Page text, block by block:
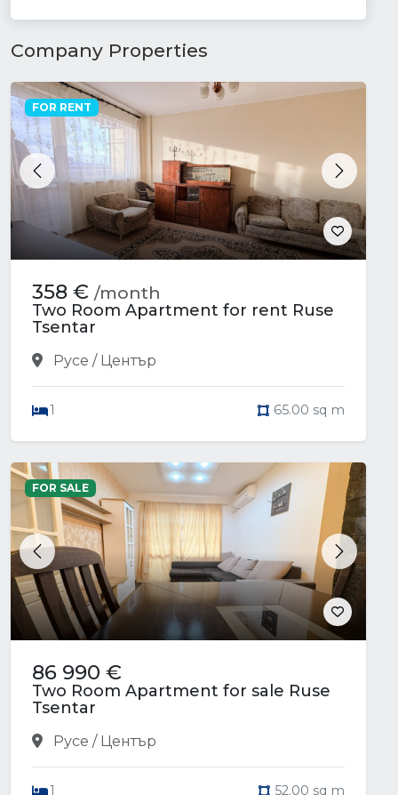
Company Properties
Previous Next
FOR RENT
358 € /month
Two Room Apartment for rent Ruse
Tsentar
Русе / Център
1 65.00 sq m
Previous Next
FOR SALE
86 990 €
Two Room Apartment for sale Ruse
Tsentar
Русе / Център
1 52.00 sq m